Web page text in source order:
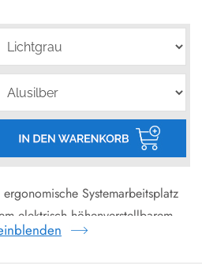
Systemarbeitsplatz
elektrisch höhenverstellbarem
Sideboard.